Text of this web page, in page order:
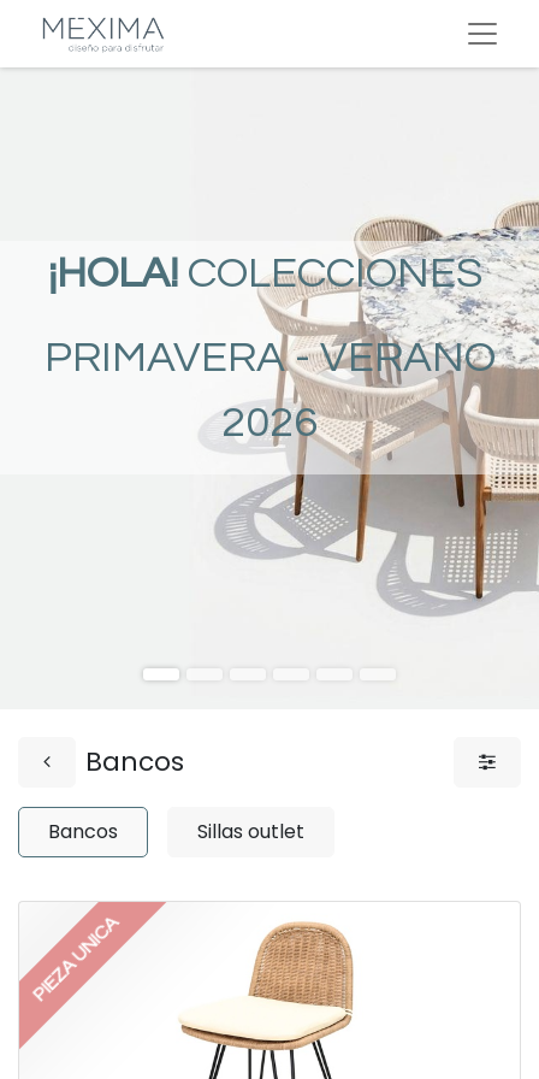
¡HOLA! COLECCIONES
PRIMAVERA - VERANO
2026
Bancos
Bancos Sillas outlet
PIEZA UNICA